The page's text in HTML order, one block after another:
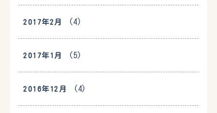
2017年2月 (4)
2017年1月 (5)
2016年12月 (4)